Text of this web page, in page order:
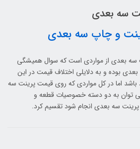
سه بعدی
و چاپ سه بعدی
سه بعدی از مواردی است که سوال همیشگی
بوده و به دلایلی اختلاف قیمت در این
اما در کل مواردی که روی قیمت پرینت سه
توان به دو دسته خصوصیات قطعه و
پرینت سه بعدی انجام شود تقسیم کرد.